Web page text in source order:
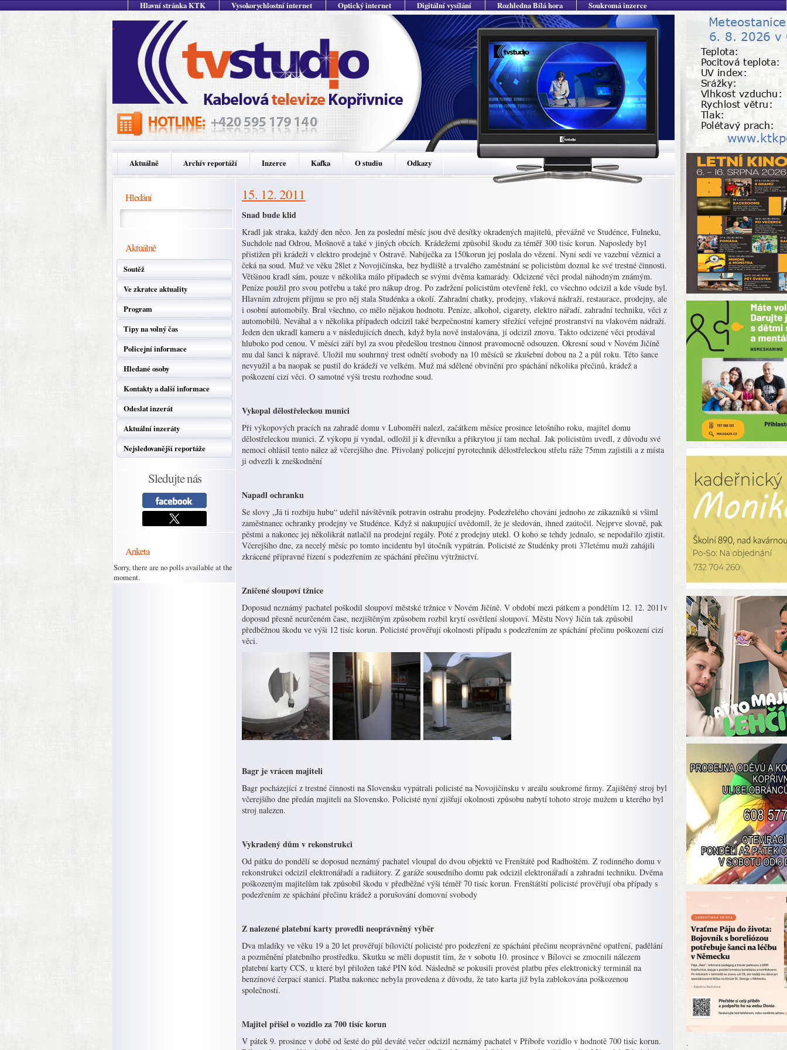
Hlavní stránka KTK Vysokorychlostní internet Optický internet Digitální vysílání Rozhledna Bílá hora Soukromá inzerce
Aktuálně Archív reportáží Inzerce Kafka O studiu Odkazy
Hledání
Aktuálně
Soutěž
Ve zkratce aktuality
Program
Tipy na volný čas
Policejní informace
Hledané osoby
Kontakty a další informace
Odeslat inzerát
Aktuální inzeráty
Nejsledovanější reportáže
Sledujte nás
Anketa
Sorry, there are no polls available at the
moment.
15. 12. 2011
Snad bude klid
Kradl jak straka, každý den něco. Jen za poslední měsíc jsou dvě desítky okradených majitelů, převážně ve Studénce, Fulneku,
Suchdole nad Odrou, Mošnově a také v jiných obcích. Krádežemi způsobil škodu za téměř 300 tisíc korun. Naposledy byl
přistižen při krádeži v elektro prodejně v Ostravě. Nabíječka za 150korun jej poslala do vězení. Nyní sedí ve vazební věznici a
čeká na soud. Muž ve věku 28let z Novojičínska, bez bydliště a trvalého zaměstnání se policistům doznal ke své trestné činnosti.
Většinou kradl sám, pouze v několika málo případech se svými dvěma kamarády. Odcizené věci prodal náhodným známým.
Peníze použil pro svou potřebu a také pro nákup drog. Po zadržení policistům otevřeně řekl, co všechno odcizil a kde všude byl.
Hlavním zdrojem příjmu se pro něj stala Studénka a okolí. Zahradní chatky, prodejny, vlaková nádraží, restaurace, prodejny, ale
i osobní automobily. Bral všechno, co mělo nějakou hodnotu. Peníze, alkohol, cigarety, elektro nářadí, zahradní techniku, věci z
automobilů. Neváhal a v několika případech odcizil také bezpečnostní kamery střežící veřejné prostranství na vlakovém nádraží.
Jeden den ukradl kameru a v následujících dnech, když byla nově instalována, jí odcizil znovu. Takto odcizené věci prodával
hluboko pod cenou. V měsíci září byl za svou předešlou trestnou činnost pravomocně odsouzen. Okresní soud v Novém Jičíně
mu dal šanci k nápravě. Uložil mu souhrnný trest odnětí svobody na 10 měsíců se zkušební dobou na 2 a půl roku. Této šance
nevyužil a ba naopak se pustil do krádeží ve velkém. Muž má sdělené obvinění pro spáchání několika přečinů, krádež a
poškození cizí věci. O samotné výši trestu rozhodne soud.
Vykopal dělostřeleckou munici
Při výkopových pracích na zahradě domu v Luboměři nalezl, začátkem měsíce prosince letošního roku, majitel domu
dělostřeleckou munici. Z výkopu jí vyndal, odložil jí k dřevníku a přikrytou jí tam nechal. Jak policistům uvedl, z důvodu své
nemoci ohlásil tento nález až včerejšího dne. Přivolaný policejní pyrotechnik dělostřeleckou střelu ráže 75mm zajistili a z místa
ji odvezli k zneškodnění
Napadl ochranku
Se slovy „Já ti rozbiju hubu“ udeřil návštěvník potravin ostrahu prodejny. Podezřelého chování jednoho ze zákazníků si všiml
zaměstnanec ochranky prodejny ve Studénce. Když si nakupující uvědomil, že je sledován, ihned zaútočil. Nejprve slovně, pak
pěstmi a nakonec jej několikrát natlačil na prodejní regály. Poté z prodejny utekl. O koho se tehdy jednalo, se nepodařilo zjistit.
Včerejšího dne, za necelý měsíc po tomto incidentu byl útočník vypátrán. Policisté ze Studénky proti 37letému muži zahájili
zkrácené přípravné řízení s podezřením ze spáchání přečinu výtržnictví.
Zničené sloupoví tžnice
Doposud neznámý pachatel poškodil sloupoví městské tržnice v Novém Jičíně. V období mezi pátkem a pondělím 12. 12. 2011v
doposud přesně neurčeném čase, nezjištěným způsobem rozbil krytí osvětlení sloupoví. Městu Nový Jičín tak způsobil
předběžnou škodu ve výši 12 tisíc korun. Policisté prověřují okolnosti případu s podezřením ze spáchání přečinu poškození cizí
věci.
Bagr je vrácen majiteli
Bagr pocházející z trestné činnosti na Slovensku vypátrali policisté na Novojičínsku v areálu soukromé firmy. Zajištěný stroj byl
včerejšího dne předán majiteli na Slovensko. Policisté nyní zjišťují okolnosti způsobu nabytí tohoto stroje mužem u kterého byl
stroj nalezen.
Vykradený dům v rekonstrukci
Od pátku do pondělí se doposud neznámý pachatel vloupal do dvou objektů ve Frenštátě pod Radhoštěm. Z rodinného domu v
rekonstrukci odcizil elektronářadí a radiátory. Z garáže sousedního domu pak odcizil elektronářadí a zahradní techniku. Dvěma
poškozeným majitelům tak způsobil škodu v předběžné výši téměř 70 tisíc korun. Frenštátští policisté prověřují oba případy s
podezřením ze spáchání přečinu krádež a porušování domovní svobody
Z nalezené platební karty provedli neoprávněný výběr
Dva mladíky ve věku 19 a 20 let prověřují bílovičtí policisté pro podezření ze spáchání přečinu neoprávněné opatření, padělání
a pozměnění platebního prostředku. Skutku se měli dopustit tím, že v sobotu 10. prosince v Bílovci se zmocnili nálezem
platební karty CCS, u které byl přiložen také PIN kód. Následně se pokusili provést platbu přes elektronický terminál na
benzínové čerpací stanici. Platba nakonec nebyla provedena z důvodu, že tato karta již byla zablokována poškozenou
společností.
Majitel přišel o vozidlo za 700 tisíc korun
V pátek 9. prosince v době od šesté do půl deváté večer odcizil neznámý pachatel v Příboře vozidlo v hodnotě 700 tisíc korun.
.